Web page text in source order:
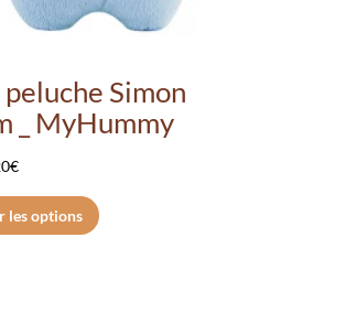
Simon
_ MyHummy
€Plage
de
prix :
les options
produit